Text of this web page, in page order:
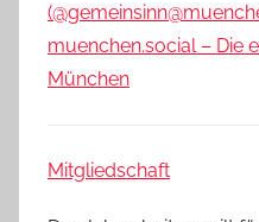
muenchen.social – Die
München
Mitgliedschaft